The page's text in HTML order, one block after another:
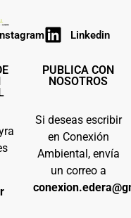
Linkedin
PUBLICA CON
NOSOTROS
Si deseas escribir
en Conexión
Ambiental, envía
un correo a